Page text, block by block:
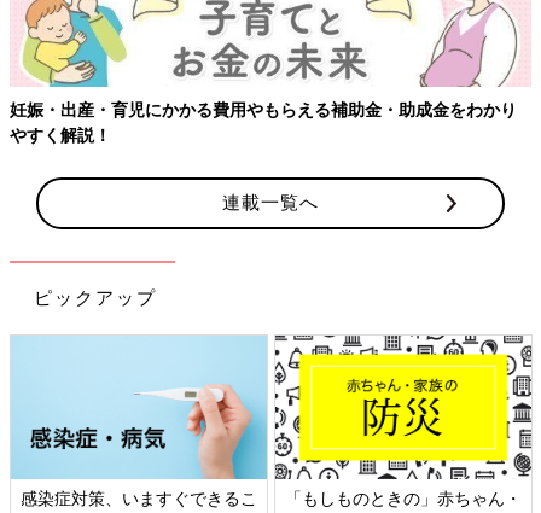
妊娠・出産・育児にかかる費用やもらえる補助金・助成金をわかり
やすく解説！
連載一覧へ
ピックアップ
感染症対策、いますぐできるこ
「もしものときの」赤ちゃん・